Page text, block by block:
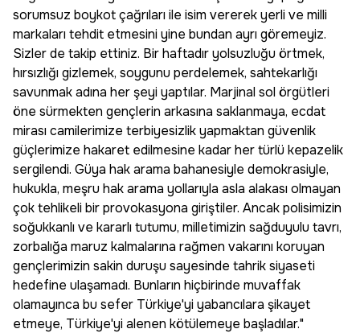
sorumsuz boykot çağrıları ile isim vererek yerli ve milli
markaları tehdit etmesini yine bundan ayrı göremeyiz.
Sizler de takip ettiniz. Bir haftadır yolsuzluğu örtmek,
hırsızlığı gizlemek, soygunu perdelemek, sahtekarlığı
savunmak adına her şeyi yaptılar. Marjinal sol örgütleri
öne sürmekten gençlerin arkasına saklanmaya, ecdat
mirası camilerimize terbiyesizlik yapmaktan güvenlik
güçlerimize hakaret edilmesine kadar her türlü kepazelik
sergilendi. Güya hak arama bahanesiyle demokrasiyle,
hukukla, meşru hak arama yollarıyla asla alakası olmayan
çok tehlikeli bir provokasyona giriştiler. Ancak polisimizin
soğukkanlı ve kararlı tutumu, milletimizin sağduyulu tavrı,
zorbalığa maruz kalmalarına rağmen vakarını koruyan
gençlerimizin sakin duruşu sayesinde tahrik siyaseti
hedefine ulaşamadı. Bunların hiçbirinde muvaffak
olamayınca bu sefer Türkiye'yi yabancılara şikayet
etmeye, Türkiye'yi alenen kötülemeye başladılar."